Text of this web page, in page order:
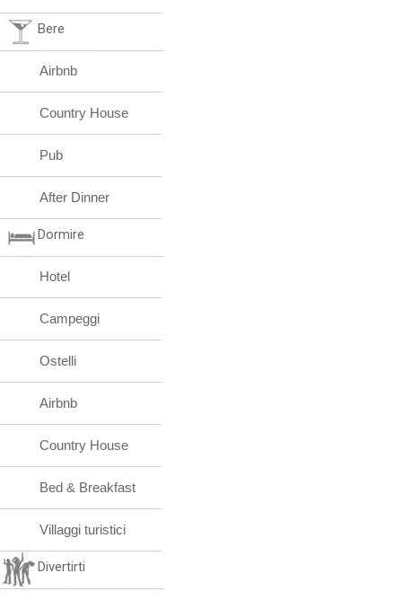
Bere
Airbnb
Country House
Pub
After Dinner
Dormire
Hotel
Campeggi
Ostelli
Airbnb
Country House
Bed & Breakfast
Villaggi turistici
Divertirti